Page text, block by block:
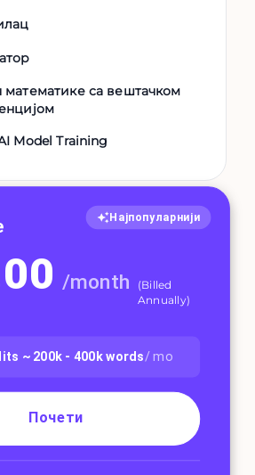
математике са вештачком
Model Training
Најпопуларнији
/month (Billed
Annually)
~ 200k - 400kwords/ mo
Почети